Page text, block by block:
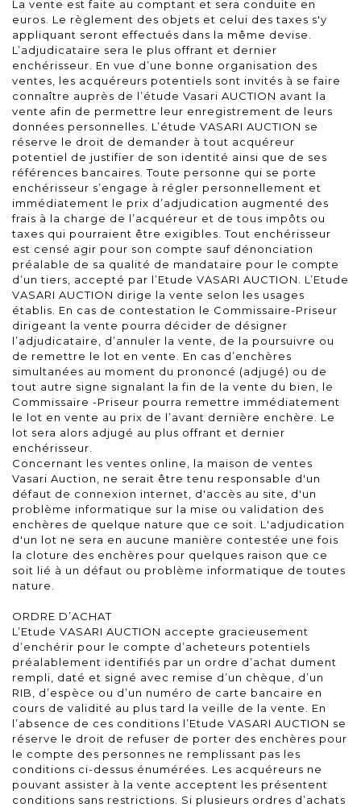
La vente est faite au comptant et sera conduite en
euros. Le règlement des objets et celui des taxes s'y
appliquant seront effectués dans la même devise.
L’adjudicataire sera le plus offrant et dernier
enchérisseur. En vue d’une bonne organisation des
ventes, les acquéreurs potentiels sont invités à se faire
connaître auprès de l’étude Vasari AUCTION avant la
vente afin de permettre leur enregistrement de leurs
données personnelles. L’étude VASARI AUCTION se
réserve le droit de demander à tout acquéreur
potentiel de justifier de son identité ainsi que de ses
références bancaires. Toute personne qui se porte
enchérisseur s’engage à régler personnellement et
immédiatement le prix d’adjudication augmenté des
frais à la charge de l’acquéreur et de tous impôts ou
taxes qui pourraient être exigibles. Tout enchérisseur
est censé agir pour son compte sauf dénonciation
préalable de sa qualité de mandataire pour le compte
d’un tiers, accepté par l’Etude VASARI AUCTION. L’Etude
VASARI AUCTION dirige la vente selon les usages
établis. En cas de contestation le Commissaire-Priseur
dirigeant la vente pourra décider de désigner
l’adjudicataire, d’annuler la vente, de la poursuivre ou
de remettre le lot en vente. En cas d’enchères
simultanées au moment du prononcé (adjugé) ou de
tout autre signe signalant la fin de la vente du bien, le
Commissaire -Priseur pourra remettre immédiatement
le lot en vente au prix de l’avant dernière enchère. Le
lot sera alors adjugé au plus offrant et dernier
enchérisseur.
Concernant les ventes online, la maison de ventes
Vasari Auction, ne serait être tenu responsable d'un
défaut de connexion internet, d'accès au site, d'un
problème informatique sur la mise ou validation des
enchères de quelque nature que ce soit. L'adjudication
d'un lot ne sera en aucune manière contestée une fois
la cloture des enchères pour quelques raison que ce
soit lié à un défaut ou problème informatique de toutes
nature.
ORDRE D’ACHAT
L’Etude VASARI AUCTION accepte gracieusement
d’enchérir pour le compte d’acheteurs potentiels
préalablement identifiés par un ordre d’achat dument
rempli, daté et signé avec remise d’un chèque, d’un
RIB, d’espèce ou d’un numéro de carte bancaire en
cours de validité au plus tard la veille de la vente. En
l’absence de ces conditions l’Etude VASARI AUCTION se
réserve le droit de refuser de porter des enchères pour
le compte des personnes ne remplissant pas les
conditions ci-dessus énumérées. Les acquéreurs ne
pouvant assister à la vente acceptent les présentent
conditions sans restrictions. Si plusieurs ordres d’achats